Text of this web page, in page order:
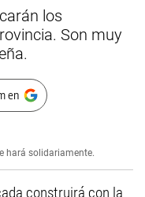
los
Son muy
en
hará solidariamente.
construirá con la